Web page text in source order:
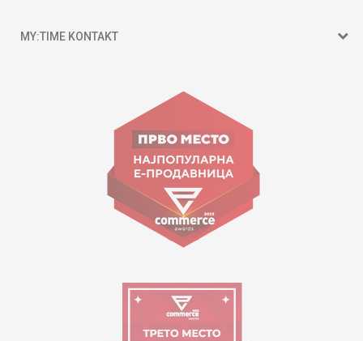
MY:TIME KONTAKT
Goce Nikolovski 74 Shkup
contact@mytime.mk
Orari i punës:
09:00 - 17:00